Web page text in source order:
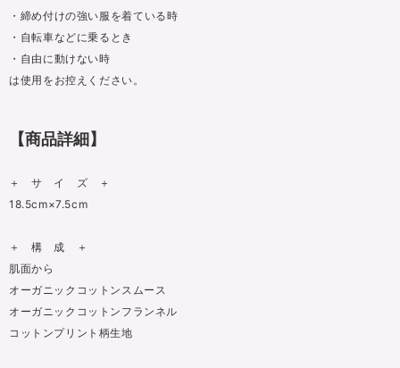
・締め付けの強い服を着ている時
・自転車などに乗るとき
・自由に動けない時
は使用をお控えください。
【商品詳細】
＋ サ イ ズ ＋
18.5cm×7.5cm
＋ 構 成 ＋
肌面から
オーガニックコットンスムース
オーガニックコットンフランネル
コットンプリント柄生地